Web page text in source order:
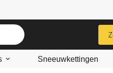
Sneeuwkettingen